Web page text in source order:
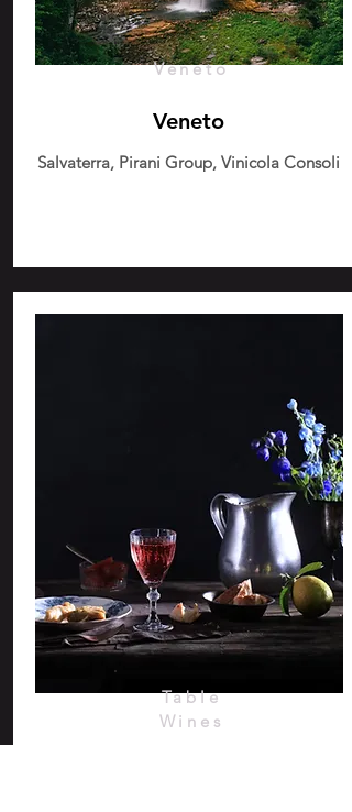
Veneto
Veneto
Salvaterra, Pirani Group, Vinicola Consoli
Table
Wines